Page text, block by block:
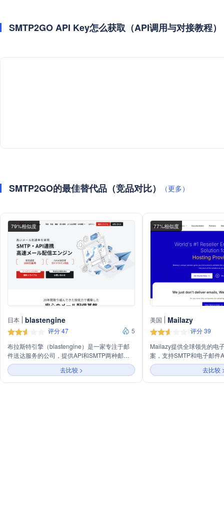
SMTP2GO API Key怎么获取（API调用与对接教程）
SMTP2GO的最佳替代品（竞品对比） （更多）
79%相似度
日本 blastengine
评分 47
5
布拉斯特引擎（blastengine）是一家专注于邮
件送达服务的公司，提供API和SMTP两种邮件
发送方式，以实现高送达率和快速邮件发送。公
司主营业务包括邮件服务器管理、IP声誉管理、
黑名单应对以及邮件发送优化，旨在帮助客户提
去比较 >
77%相似度
美国 Mailazy
评分 39
Mailazy提供全球领先的电
案，支持SMTP和电子邮件
速、安全且无需密码的电
去比较